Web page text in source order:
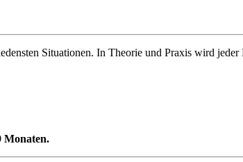
Situationen. In Theorie und Praxis wird
Monaten.